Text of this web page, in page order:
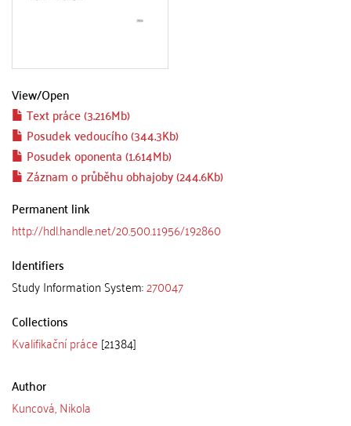
View/Open
Text práce (3.216Mb)
Posudek vedoucího (344.3Kb)
Posudek oponenta (1.614Mb)
Záznam o průběhu obhajoby (244.6Kb)
Permanent link
http://hdl.handle.net/20.500.11956/192860
Identifiers
Study Information System:270047
Collections
Kvalifikační práce [21384]
Author
Kuncová, Nikola